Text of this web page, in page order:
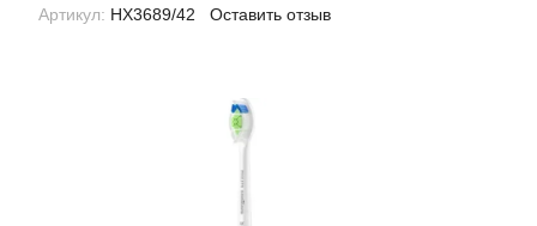
Артикул: HX3689/42 Оставить отзыв